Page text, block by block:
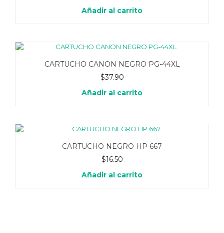
Añadir al carrito
CARTUCHO CANON NEGRO PG-44XL
$37.90
Añadir al carrito
CARTUCHO NEGRO HP 667
$16.50
Añadir al carrito